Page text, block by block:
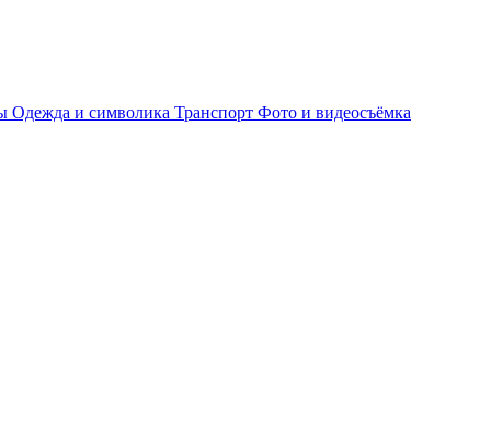
Одежда и символика Транспорт Фото и видеосъёмка